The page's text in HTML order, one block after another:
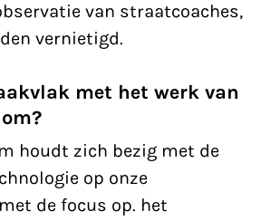
van straatcoaches,
vernietigd.
met het werk van
houdt zich bezig met de
op onze
de focus op. het